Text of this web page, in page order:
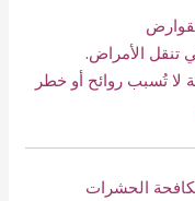
تنقل الأمراض.
لا تُسبب روائح أو خطر
الحشرات